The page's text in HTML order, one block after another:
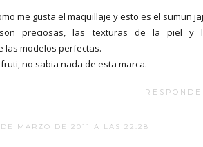
me gusta el maquillaje y esto es el sumun
preciosas, las texturas de la piel y
las modelos perfectas.
no sabia nada de esta marca.
MARZO DE 2011 A LAS 22:28